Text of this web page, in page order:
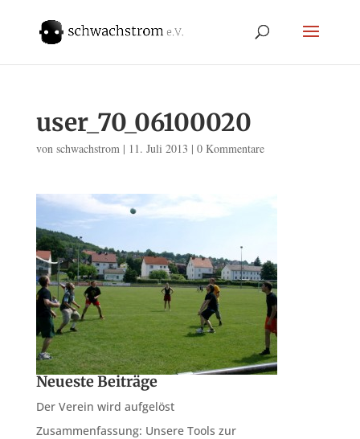
user_70_06100020
von schwachstrom| 11. Juli 2013 | 0 Kommentare
Neueste Beiträge
Der Verein wird aufgelöst
Zusammenfassung: Unsere Tools zur